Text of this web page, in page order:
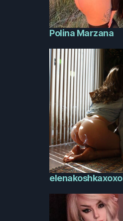
Polina Marzana
elenakoshkaxoxo